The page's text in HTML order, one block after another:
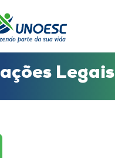
ao Estudante
Legais